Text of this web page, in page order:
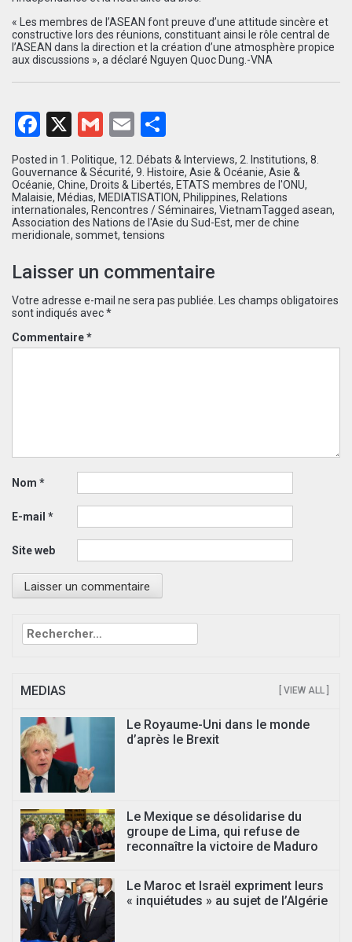
« Les membres de l’ASEAN font preuve d’une attitude sincère et
constructive lors des réunions, constituant ainsi le rôle central de
l’ASEAN dans la direction et la création d’une atmosphère propice
aux discussions », a déclaré Nguyen Quoc Dung.-VNA
Facebook
X Gmail
Email
Posted in 1. Politique, 12. Débats & Interviews, 2. Institutions, 8.
Gouvernance & Sécurité, 9. Histoire, Asie & Océanie, Asie &
Océanie, Chine, Droits & Libertés, ETATS membres de l'ONU,
Malaisie, Médias, MEDIATISATION, Philippines, Relations
internationales, Rencontres / Séminaires, VietnamTagged asean,
Association des Nations de l'Asie du Sud-Est, mer de chine
meridionale, sommet, tensions
Laisser un commentaire
Votre adresse e-mail ne sera pas publiée.
Les champs obligatoires
sont indiqués avec*
Commentaire*
Nom *
E-mail *
Site web
Rechercher :
MEDIAS [ VIEW ALL ]
Le Royaume-Uni dans le monde
d’après le Brexit
Le Mexique se désolidarise du
groupe de Lima, qui refuse de
reconnaître la victoire de Maduro
Le Maroc et Israël expriment leurs
« inquiétudes » au sujet de l’Algérie